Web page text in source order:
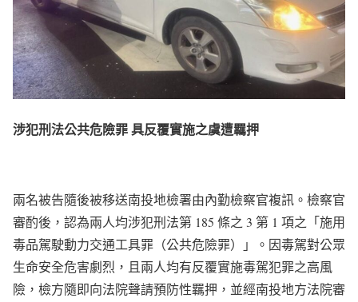
涉犯刑法公共危險罪 具反覆實施之虞遭羈押
兩名被告隨後被移送南投地檢署由內勤檢察官複訊。檢察官
審酌後，認為兩人均涉犯刑法第 185 條之 3 第 1 項之「施用
毒品駕駛動力交通工具罪（公共危險罪）」。因毒駕對公眾
生命安全危害劇烈，且兩人均有反覆實施毒駕犯罪之高風
險，檢方隨即向法院聲請預防性羈押，並經南投地方法院審